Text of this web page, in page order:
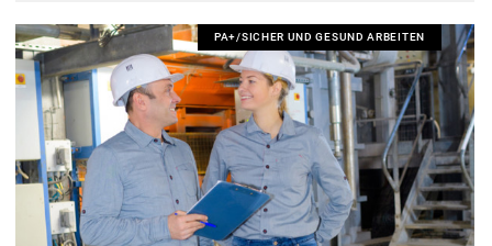
PA+/SICHER UND GESUND ARBEITEN